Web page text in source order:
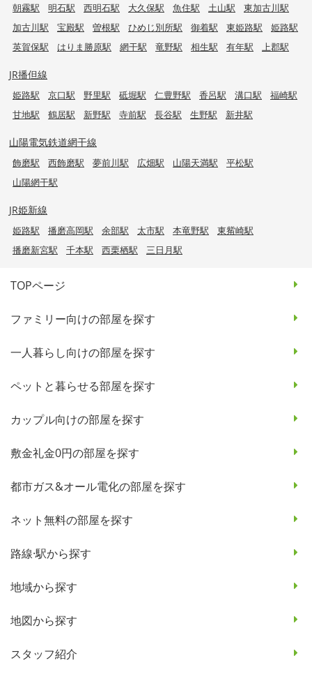
朝霧駅 明石駅 西明石駅 大久保駅 魚住駅 土山駅
東加古川駅
加古川駅
宝殿駅 曽根駅 ひめじ別所駅 御着駅 東姫路駅
姫路駅
英賀保駅
はりま勝原駅 網干駅 竜野駅 相生駅 有年駅 上郡駅
JR播但線
姫路駅 京口駅 野里駅 砥堀駅 仁豊野駅 香呂駅 溝口駅
福崎駅
甘地駅
鶴居駅 新野駅 寺前駅 長谷駅 生野駅 新井駅
山陽電気鉄道網干線
飾磨駅 西飾磨駅 夢前川駅 広畑駅 山陽天満駅
平松駅
山陽網干駅
JR姫新線
姫路駅 播磨高岡駅 余部駅 太市駅 本竜野駅
東觜崎駅
播磨新宮駅
千本駅 西栗栖駅 三日月駅
TOPページ
ファミリー向けの部屋を探す
一人暮らし向けの部屋を探す
ペットと暮らせる部屋を探す
カップル向けの部屋を探す
敷金礼金0円の部屋を探す
都市ガス&オール電化の部屋を探す
ネット無料の部屋を探す
路線·駅から探す
地域から探す
地図から探す
スタッフ紹介